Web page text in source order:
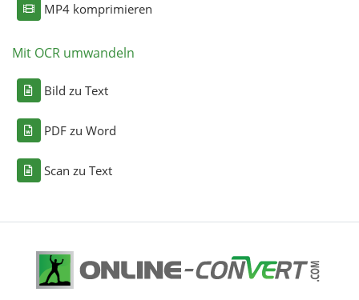
MP4 komprimieren
Mit OCR umwandeln
Bild zu Text
PDF zu Word
Scan zu Text